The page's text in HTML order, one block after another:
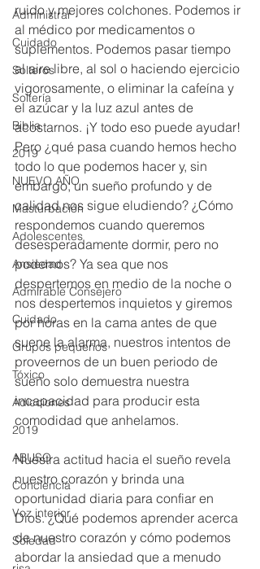
Administrar
Cuidado
Solteros
Soltería
Biblia
2019
NUEVO AÑO
Masturbación
Adolescentes
Ansiedad
Admirable Consejero
Cuidado
Grupos pequeños
Tóxico
Adicciones
2019
ABUSO
Conciencia
Voz interior
Soledad
ruido y mejores colchones. Podemos ir
al médico por medicamentos o
suplementos. Podemos pasar tiempo
al aire libre, al sol o haciendo ejercicio
vigorosamente, o eliminar la cafeína y
el azúcar y la luz azul antes de
acostarnos. ¡Y todo eso puede ayudar!
Pero ¿qué pasa cuando hemos hecho
todo lo que podemos hacer y, sin
embargo, un sueño profundo y de
calidad nos sigue eludiendo? ¿Cómo
respondemos cuando queremos
desesperadamente dormir, pero no
podemos? Ya sea que nos
despertemos en medio de la noche o
nos despertemos inquietos y giremos
por horas en la cama antes de que
suene la alarma, nuestros intentos de
proveernos de un buen periodo de
sueño solo demuestra nuestra
incapacidad para producir esta
comodidad que anhelamos.
Nuestra actitud hacia el sueño revela
nuestro corazón y brinda una
oportunidad diaria para confiar en
Dios. ¿Qué podemos aprender acerca
de nuestro corazón y cómo podemos
abordar la ansiedad que a menudo